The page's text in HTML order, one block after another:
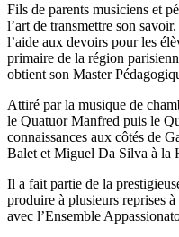
Fils de parents musiciens et
l’art de transmettre son
l’aide aux devoirs pour les
primaire de la région
obtient son Master
Attiré par la musique de
le Quatuor Manfred puis le
connaissances aux côtés de
Balet et Miguel Da Silva à la
Il a fait partie de la
produire à plusieurs reprises
avec l’Ensemble